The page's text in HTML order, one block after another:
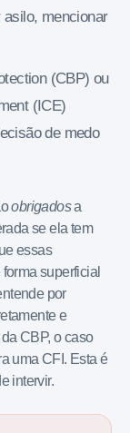
mencionar
(CBP) ou
(ICE)
de medo
obrigadosa
se ela tem
essas
superficial
por
e
CBP, o caso
uma CFI. Esta é
intervir.